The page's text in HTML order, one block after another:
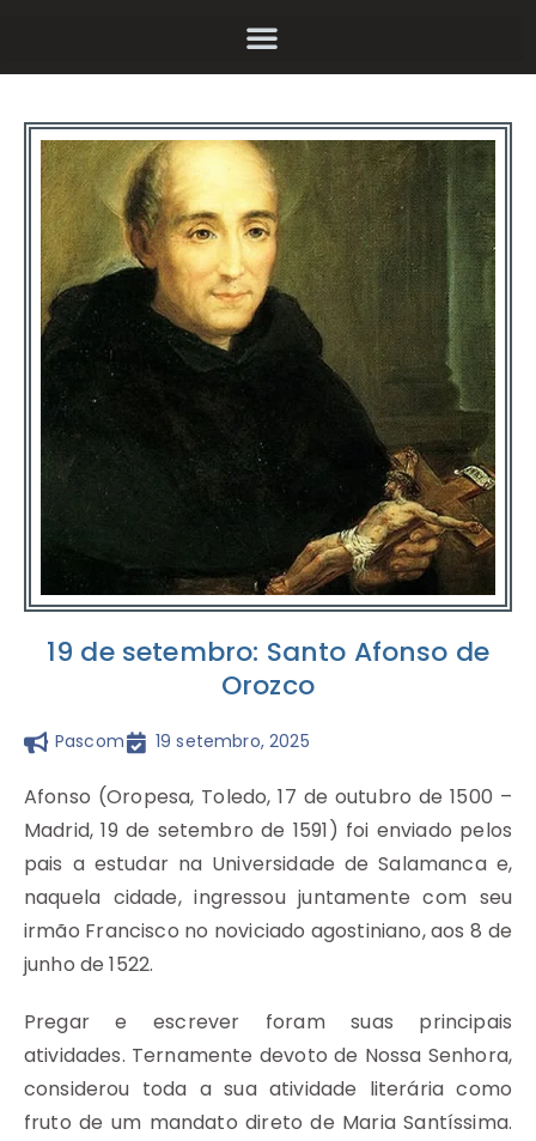
19 de setembro: Santo Afonso de
Orozco
Pascom 19 setembro, 2025
Afonso (Oropesa, Toledo, 17 de outubro de 1500 –
Madrid, 19 de setembro de 1591) foi enviado pelos
pais a estudar na Universidade de Salamanca e,
naquela cidade, ingressou juntamente com seu
irmão Francisco no noviciado agostiniano, aos 8 de
junho de 1522.
Pregar e escrever foram suas principais
atividades. Ternamente devoto de Nossa Senhora,
considerou toda a sua atividade literária como
fruto de um mandato direto de Maria Santíssima.